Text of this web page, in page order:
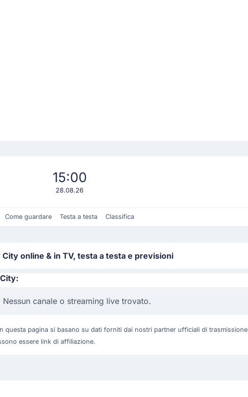
15:00
28.08.26
Come guardare Testa a testa Classifica
online & in TV, testa a testa e previsioni
Nessun canale o streaming live trovato.
questa pagina si basano su dati forniti dai nostri partner ufficiali di
essere link di affiliazione.